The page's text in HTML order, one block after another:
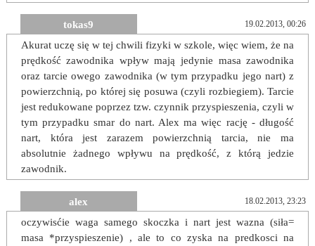
tokas9 19.02.2013, 00:26
Akurat uczę się w tej chwili fizyki w szkole, więc wiem, że na
prędkość zawodnika wpływ mają jedynie masa zawodnika
oraz tarcie owego zawodnika (w tym przypadku jego nart) z
powierzchnią, po której się posuwa (czyli rozbiegiem). Tarcie
jest redukowane poprzez tzw. czynnik przyspieszenia, czyli w
tym przypadku smar do nart. Alex ma więc rację - długość
nart, która jest zarazem powierzchnią tarcia, nie ma
absolutnie żadnego wpływu na prędkość, z którą jedzie
zawodnik.
alex 18.02.2013, 23:23
oczywisćie waga samego skoczka i nart jest wazna (siła=
masa *przyspieszenie) , ale to co zyska na predkosci na